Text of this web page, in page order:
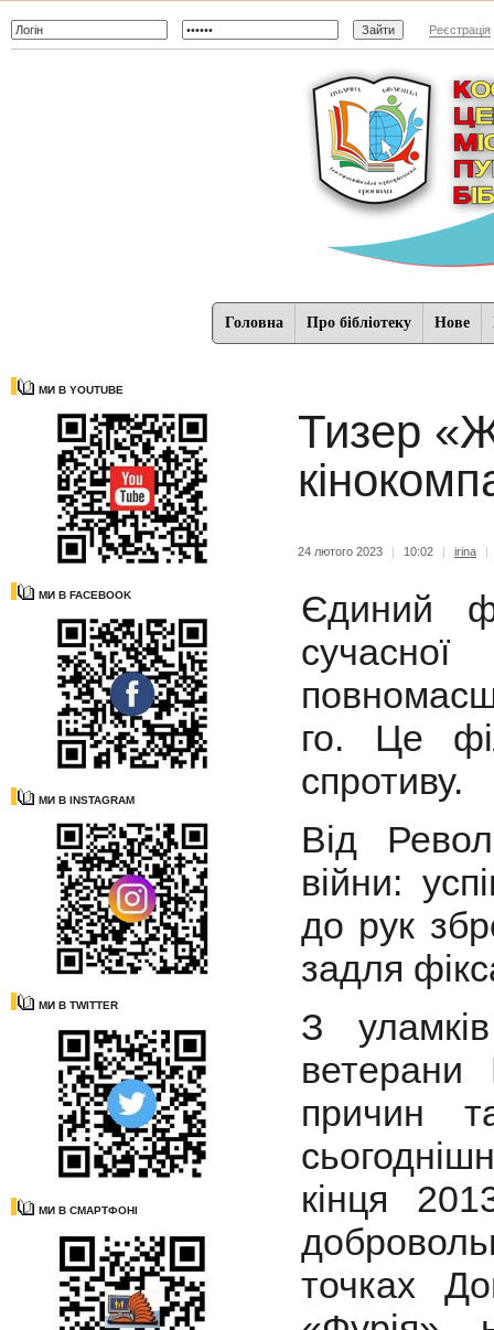
Реєстрація
Головна Про бібліотеку Нове
МИ В YOUTUBE
МИ В FACEBOOK
МИ В INSTAGRAM
МИ В TWITTER
МИ В СМАРТФОНІ
Тизер
24 лютого 2023 | 10:02 | irina |
Єдиний
го. Це
спротиву.
Від
війни:
до рук
задля
З
причин
кінця
точках